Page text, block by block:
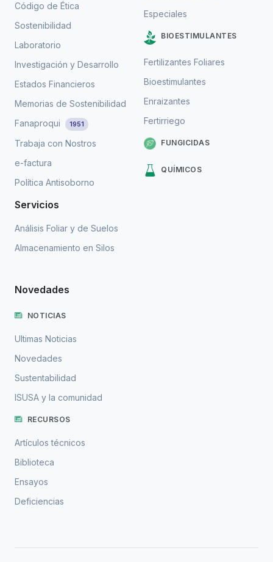
Código de Ética
Sostenibilidad
Laboratorio
Investigación y Desarrollo
Estados Financieros
Memorias de Sostenibilidad
Fanaproqui
1951
Trabaja con Nostros
e-factura
Política Antisoborno
Servicios
Análisis Foliar y de Suelos
Almacenamiento en Silos
Especiales
BIOESTIMULANTES
Fertilizantes Foliares
Bioestimulantes
Enraizantes
Fertirriego
FUNGICIDAS
QUÍMICOS
Novedades
NOTICIAS
Ultimas Noticias
Novedades
Sustentabilidad
ISUSA y la comunidad
RECURSOS
Artículos técnicos
Biblioteca
Ensayos
Deficiencias